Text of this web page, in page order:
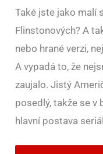
Také jste jako malí
Flinstonových? A
nebo hrané verzi,
A vypadá to, že
zaujalo. Jistý
posedlý, takže se v
hlavní postava